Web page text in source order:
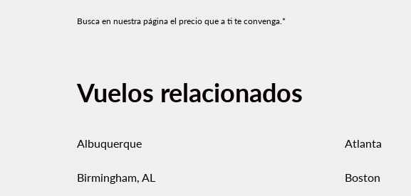
Busca en nuestra página el precio que a ti te convenga.*
Vuelos relacionados
Albuquerque Atlanta
Birmingham, AL Boston